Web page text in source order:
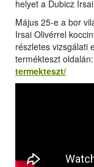
helyet a Dubicz
Május 25-e a bor
Irsai Olivérrel
részletes vizsgálati
termékteszt oldalán:
termekteszt/